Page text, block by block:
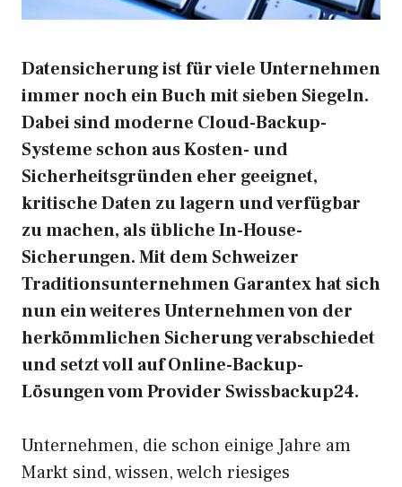
Datensicherung ist für viele Unternehmen
immer noch ein Buch mit sieben Siegeln.
Dabei sind moderne Cloud-Backup-
Systeme schon aus Kosten- und
Sicherheitsgründen eher geeignet,
kritische Daten zu lagern und verfügbar
zu machen, als übliche In-House-
Sicherungen. Mit dem Schweizer
Traditionsunternehmen Garantex hat sich
nun ein weiteres Unternehmen von der
herkömmlichen Sicherung verabschiedet
und setzt voll auf Online-Backup-
Lösungen vom Provider Swissbackup24.
Unternehmen, die schon einige Jahre am
Markt sind, wissen, welch riesiges